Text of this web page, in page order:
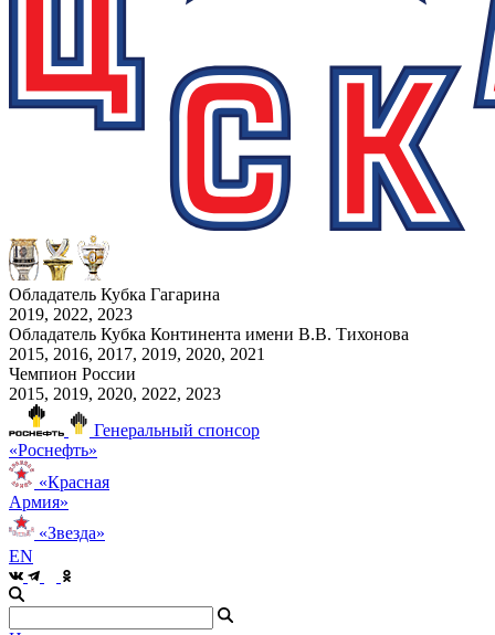
Обладатель Кубка Гагарина
2019, 2022, 2023
Обладатель Кубка Континента имени В.В. Тихонова
2015, 2016, 2017, 2019, 2020, 2021
Чемпион России
2015, 2019, 2020, 2022, 2023
Генеральный спонсор
«Роснефть»
«Красная
Армия»
«Звезда»
EN